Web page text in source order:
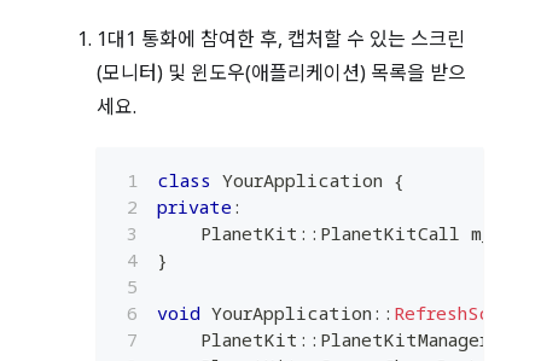
1대1 통화에 참여한 후, 캡처할 수 있는 스크린
(모니터) 및 윈도우(애플리케이션) 목록을 받으
세요.
class YourApplication {
private :
    PlanetKit
:: PlanetKitCall
}
void YourApplication ::
    PlanetKit
:: PlanetKitManagerPtr